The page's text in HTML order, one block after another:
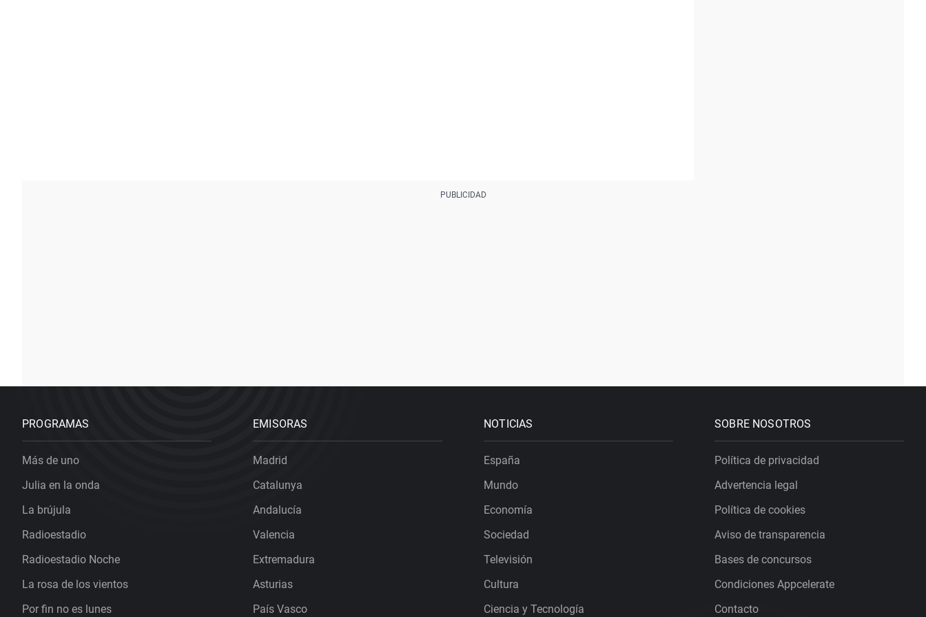
PROGRAMAS
Más de uno
Julia en la onda
La brújula
Radioestadio
Radioestadio Noche
La rosa de los vientos
Por fin no es lunes
EMISORAS
Madrid
Catalunya
Andalucía
Valencia
Extremadura
Asturias
País Vasco
NOTICIAS
España
Mundo
Economía
Sociedad
Televisión
Cultura
Ciencia y Tecnología
SOBRE NOSOTROS
Política de privacidad
Advertencia legal
Política de cookies
Aviso de transparencia
Bases de concursos
Condiciones Appcelerate
Contacto